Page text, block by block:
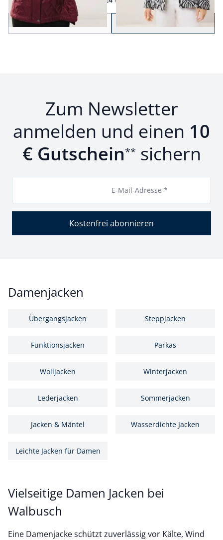
Zurück Weiterzu Seite 2
Zum Newsletter
anmelden und einen 10
€ Gutschein** sichern
E-Mail-Adresse *
Kostenfrei abonnieren
Damenjacken
Übergangsjacken Steppjacken
Funktionsjacken Parkas
Wolljacken Winterjacken
Lederjacken Sommerjacken
Jacken & Mäntel Wasserdichte Jacken
Leichte Jacken für Damen
Vielseitige Damen Jacken bei
Walbusch
Eine Damenjacke schützt zuverlässig vor Kälte, Wind